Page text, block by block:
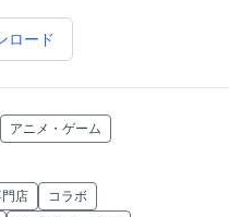
ロード
アニメ・ゲーム
店
コラボ